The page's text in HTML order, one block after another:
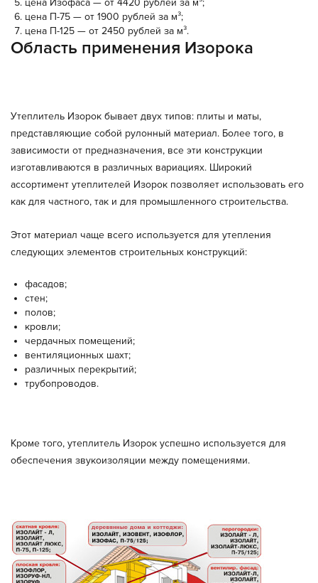
цена Изофаса — от 4420 рублей за м³;
цена П-75 — от 1900 рублей за м³;
цена П-125 — от 2450 рублей за м³.
Область применения Изорока
Утеплитель Изорок бывает двух типов: плиты и маты,
представляющие собой рулонный материал. Более того, в
зависимости от предназначения, все эти конструкции
изготавливаются в различных вариациях. Широкий
ассортимент утеплителей Изорок позволяет использовать его
как для частного, так и для промышленного строительства.
Этот материал чаще всего используется для утепления
следующих элементов строительных конструкций:
фасадов;
стен;
полов;
кровли;
чердачных помещений;
вентиляционных шахт;
различных перекрытий;
трубопроводов.
Кроме того, утеплитель Изорок успешно используется для
обеспечения звукоизоляции между помещениями.